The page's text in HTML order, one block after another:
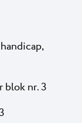
blok nr. 3